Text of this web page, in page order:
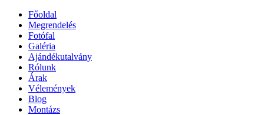
Főoldal
Megrendelés
Fotófal
Galéria
Ajándékutalvány
Rólunk
Árak
Vélemények
Blog
Montázs